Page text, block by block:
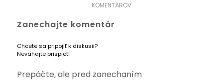
KOMENTÁROV
Zanechajte komentár
Chcete sa pripojiť k diskusii?
Neváhajte prispieť!
Prepáčte, ale pred zanechaním